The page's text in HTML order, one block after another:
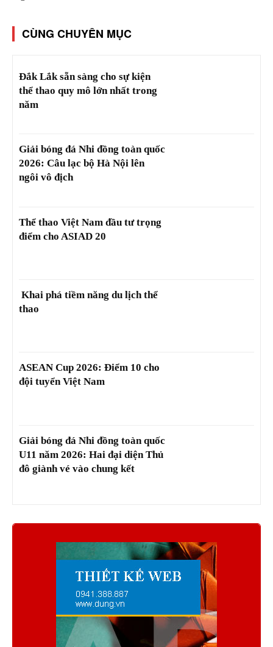
CÙNG CHUYÊN MỤC
Đắk Lắk sẵn sàng cho sự kiện
thể thao quy mô lớn nhất trong
năm
Giải bóng đá Nhi đồng toàn quốc
2026: Câu lạc bộ Hà Nội lên
ngôi vô địch
Thể thao Việt Nam đầu tư trọng
điểm cho ASIAD 20
Khai phá tiềm năng du lịch thể
thao
ASEAN Cup 2026: Điểm 10 cho
đội tuyển Việt Nam
Giải bóng đá Nhi đồng toàn quốc
U11 năm 2026: Hai đại diện Thủ
đô giành vé vào chung kết